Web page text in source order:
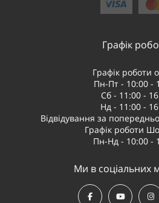
Графік
Графік роботи
Пн-Пт - 10:00 -
Сб - 11:00 -
Нд - 11:00 -
Відвідування за
Графік роботи
Пн-Нд - 10:00 -
Ми в соціальних